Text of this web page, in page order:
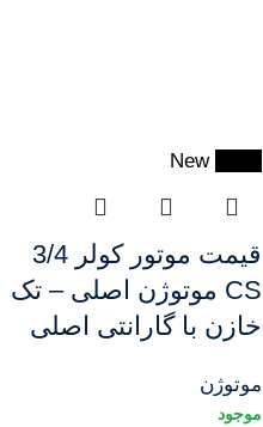
New
قیمت موتور کولر 3/4
CS موتوژن اصلی – تک
خازن با گارانتی اصلی
موتوژن